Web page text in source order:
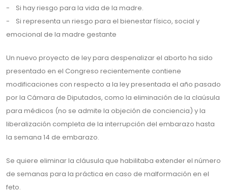
- Si hay riesgo para la vida de la madre.
- Si representa un riesgo para el bienestar físico, social y
emocional de la madre gestante
Un nuevo proyecto de ley para despenalizar el aborto ha sido
presentado en el Congreso recientemente contiene
modificaciones con respecto a la ley presentada el año pasado
por la Cámara de Diputados, como la eliminación de la claúsula
para médicos (no se admite la objeción de conciencia) y la
liberalización completa de la interrupción del embarazo hasta
la semana 14 de embarazo.
Se quiere eliminar la cláusula que habilitaba extender el número
de semanas para la práctica en caso de malformación en el
feto.